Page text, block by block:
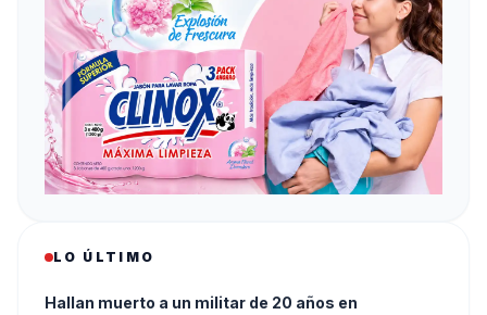
LO ÚLTIMO
Hallan muerto a un militar de 20 años en